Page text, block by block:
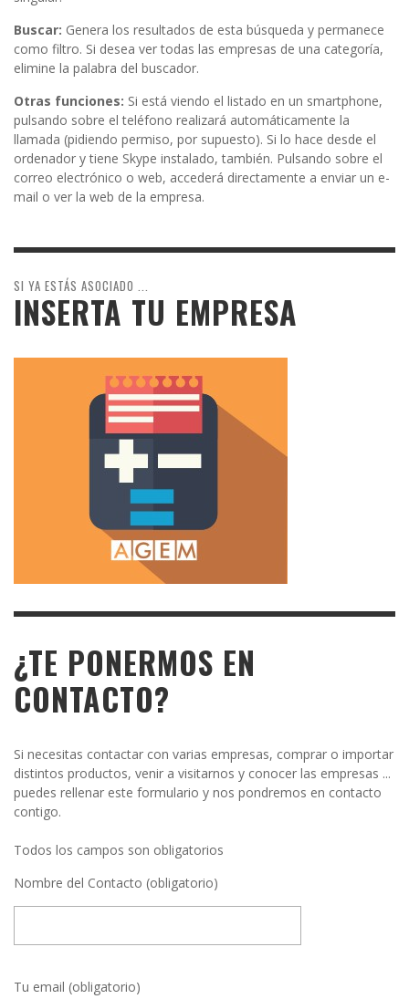
Buscar: Genera los resultados de esta búsqueda y permanece
como filtro. Si desea ver todas las empresas de una categoría,
elimine la palabra del buscador.
Otras funciones: Si está viendo el listado en un smartphone,
pulsando sobre el teléfono realizará automáticamente la
llamada (pidiendo permiso, por supuesto). Si lo hace desde el
ordenador y tiene Skype instalado, también. Pulsando sobre el
correo electrónico o web, accederá directamente a enviar un e-
mail o ver la web de la empresa.
SI YA ESTÁS ASOCIADO ...
INSERTA TU EMPRESA
¿TE PONERMOS EN
CONTACTO?
Si necesitas contactar con varias empresas, comprar o importar
distintos productos, venir a visitarnos y conocer las empresas ...
puedes rellenar este formulario y nos pondremos en contacto
contigo.
Todos los campos son obligatorios
Nombre del Contacto (obligatorio)
Tu email (obligatorio)